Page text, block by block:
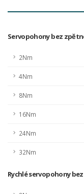
Servopohony bez
2Nm
4Nm
8Nm
16Nm
24Nm
32Nm
Rychlé servopohony